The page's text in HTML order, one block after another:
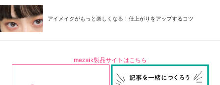
アイメイクがもっと楽しくなる！仕上がりをアップするコツ
mezaik製品サイトはこちら